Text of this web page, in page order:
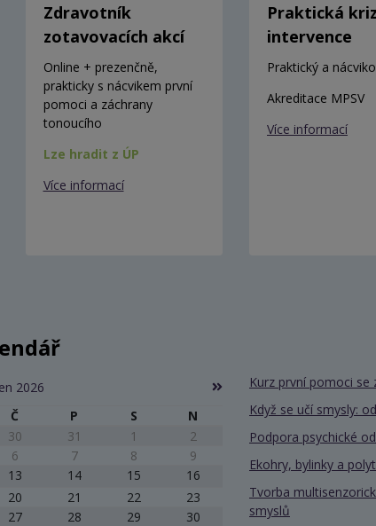
Zdravotník
zotavovacích akcí
Online + prezenčně,
prakticky s nácvikem první
pomoci a záchrany
tonoucího
Lze hradit z ÚP
Více informací
Praktická
intervence
Praktický a
Akreditace MPSV
Více informací
2026
Č P S
N
30 31 1
2
6 7 8 9
13 14 15
16
20 21 22
23
27 28 29 30
Kurz první pomoci
Když se učí smysly:
Podpora psychické
Ekohry, bylinky a
Tvorba
smyslů